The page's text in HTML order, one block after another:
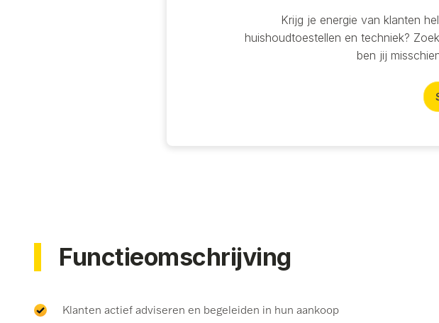
Krijg je energie van klanten
huishoudtoestellen en techniek?
ben jij
Functieomschrijving
⁠Klanten actief adviseren en begeleiden in hun aankoop